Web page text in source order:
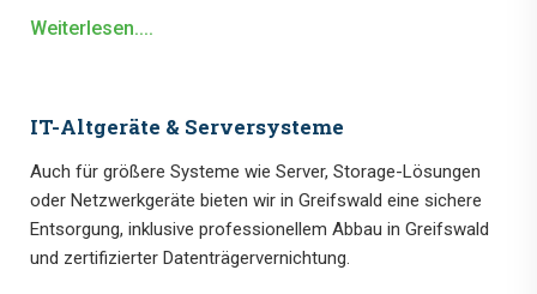
Weiterlesen....
IT-Altgeräte & Serversysteme
Auch für größere Systeme wie Server, Storage-Lösungen
oder Netzwerkgeräte bieten wir in Greifswald eine sichere
Entsorgung, inklusive professionellem Abbau in Greifswald
und zertifizierter Datenträgervernichtung.